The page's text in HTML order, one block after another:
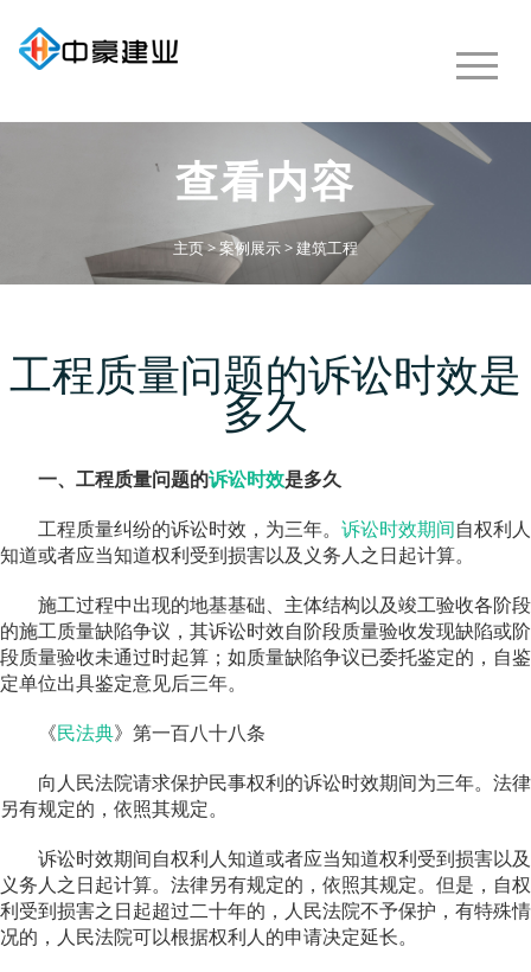
查看内容
主页>案例展示>建筑工程
工程质量问题的诉讼时效是
多久
一、工程质量问题的诉讼时效是多久
工程质量纠纷的诉讼时效，为三年。 诉讼时效期间 自权利人
知道或者应当知道权利受到损害以及义务人之日起计算。
施工过程中出现的地基基础、主体结构以及竣工验收各阶段
的施工质量缺陷争议，其诉讼时效自阶段质量验收发现缺陷或阶
段质量验收未通过时起算；如质量缺陷争议已委托鉴定的，自鉴
定单位出具鉴定意见后三年。
《民法典》第一百八十八条
向人民法院请求保护民事权利的诉讼时效期间为三年。法律
另有规定的，依照其规定。
诉讼时效期间自权利人知道或者应当知道权利受到损害以及
义务人之日起计算。法律另有规定的，依照其规定。但是，自权
利受到损害之日起超过二十年的，人民法院不予保护，有特殊情
况的，人民法院可以根据权利人的申请决定延长。